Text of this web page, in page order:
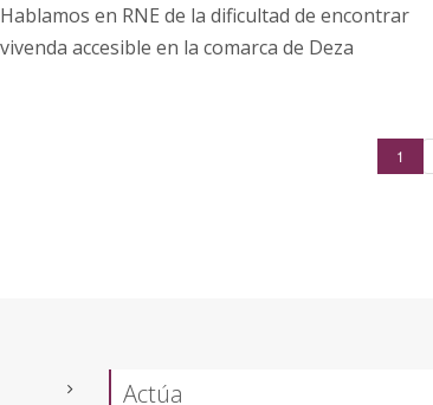
Hablamos en RNE de la dificultad de encontrar
vivenda accesible en la comarca de Deza
1
Actúa